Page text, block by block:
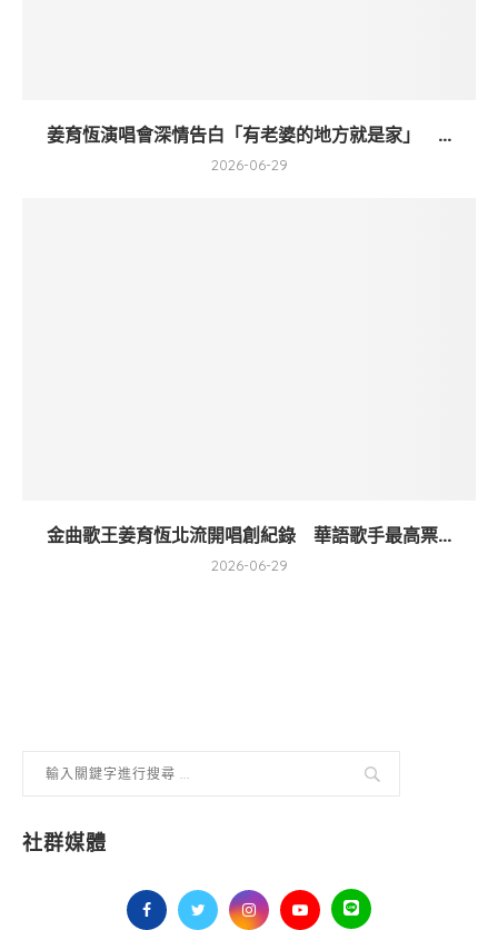
姜育恆演唱會深情告白「有老婆的地方就是家」 ...
2026-06-29
金曲歌王姜育恆北流開唱創紀錄 華語歌手最高票...
2026-06-29
社群媒體